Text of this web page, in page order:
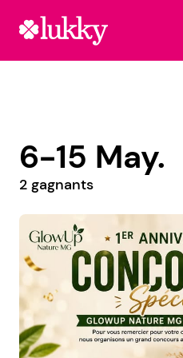
6-15 May.
2 gagnants
@cetait.mieux.avant